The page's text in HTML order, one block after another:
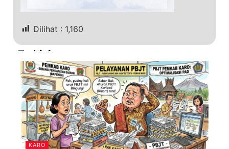
Dilihat : 1,160
Terkini
KARO